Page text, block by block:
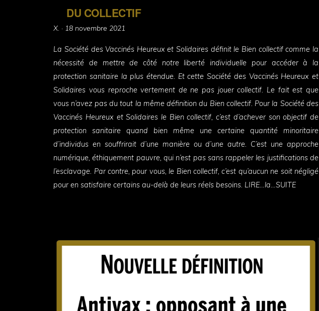
DU COLLECTIF
X. · Posted
18 novembre 2021
La Société des Vaccinés Heureux et Solidaires définit le Bien collectif comme la
nécessité de mettre de côté notre liberté individuelle pour accéder à la
protection sanitaire la plus étendue. Et cette Société des Vaccinés Heureux et
Solidaires vous reproche vertement de ne pas jouer collectif. Le fait est que
vous n’avez pas du tout la même définition du Bien collectif. Pour la Société des
Vaccinés Heureux et Solidaires le Bien collectif, c’est d’achever son objectif de
protection sanitaire quand bien même une certaine quantité minoritaire
d’individus en souffrirait d’une manière ou d’une autre. C’est une approche
numérique, éthiquement pauvre, qui n’est pas sans rappeler les justifications de
l’esclavage. Par contre, pour vous, le Bien collectif, c’est qu’aucun ne soit négligé
pour en satisfaire certains au-delà de leurs réels besoins. LIRE…la…SUITE